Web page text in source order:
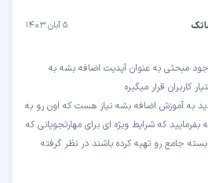
۵ آبان ۱۴۰۳
مبحثی به عنوان آپدیت اضافه بشه به
به آموزش اضافه بشه نیاز هست که اون رو به
که شرایط ویژه ای برای مهارتجویانی که
جامع رو تهیه کرده باشند در نظر گرفته